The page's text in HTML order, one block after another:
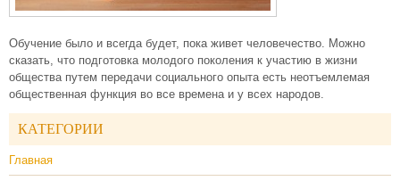
Обучение было и всегда будет, пока живет человечество. Можно
сказать, что подготовка молодого поколения к участию в жизни
общества путем передачи социального опыта есть неотъемлемая
общественная функция во все времена и у всех народов.
КАТЕГОРИИ
Главная